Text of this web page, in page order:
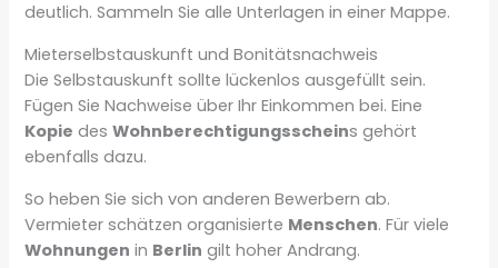
deutlich. Sammeln Sie alle Unterlagen in einer Mappe.
Mieterselbstauskunft und Bonitätsnachweis
Die Selbstauskunft sollte lückenlos ausgefüllt sein.
Fügen Sie Nachweise über Ihr Einkommen bei. Eine
Kopie desWohnberechtigungsscheins gehört
ebenfalls dazu.
So heben Sie sich von anderen Bewerbern ab.
Vermieter schätzen organisierte Menschen. Für viele
Wohnungen in Berlin gilt hoher Andrang.